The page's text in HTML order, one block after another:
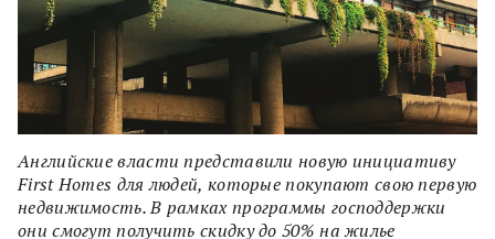
Английские власти представили новую инициативу
First Homes для людей, которые покупают свою первую
недвижимость. В рамках программы господдержки
они смогут получить скидку до 50% на жилье